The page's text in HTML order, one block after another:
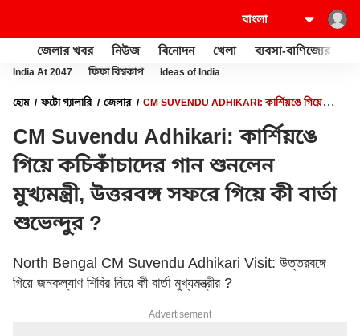
জেলার খবর নিউজ বিনোদন খেলা ব্যবসা-বাণিজ্যের
India At 2047 ফিফা বিশ্বকাপ Ideas of India
হোম ফটো গ্যালারি জেলার
CM SUVENDU ADHIKARI: কার্শিয়ঙে গিয়ে
CM Suvendu Adhikari: কার্শিয়ঙে
গিয়ে কচিকাঁচাদের গান শুনলেন
মুখ্যমন্ত্রী, উত্তরবঙ্গ সফরে গিয়ে কী বার্তা
শুভেন্দুর ?
North Bengal CM Suvendu Adhikari Visit: উত্তরবঙ্গে
গিয়ে জনকল্যাণ শিবির নিয়ে কী বার্তা মুখ্যমন্ত্রীর ?
Advertisement